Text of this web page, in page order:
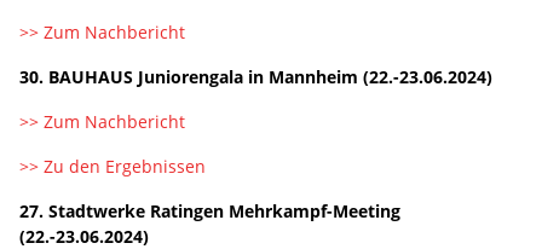
>> Zum Nachbericht
30. BAUHAUS Juniorengala in Mannheim (22.-23.06.2024)
>> Zum Nachbericht
>> Zu den Ergebnissen
27. Stadtwerke Ratingen Mehrkampf-Meeting
(22.-23.06.2024)